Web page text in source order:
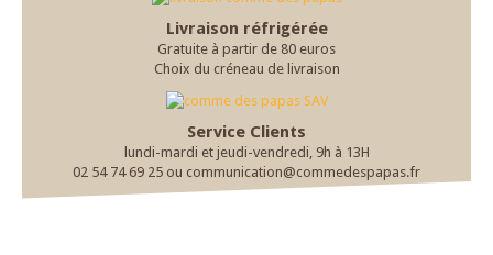
Livraison réfrigérée
Gratuite à partir de 80 euros
Choix du créneau de livraison
Service Clients
lundi-mardi et jeudi-vendredi, 9h à 13H
02 54 74 69 25 ou communication@commedespapas.fr